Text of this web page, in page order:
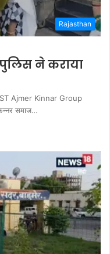
Rajasthan
ने कराया
Ajmer Kinnar Group
समाज…